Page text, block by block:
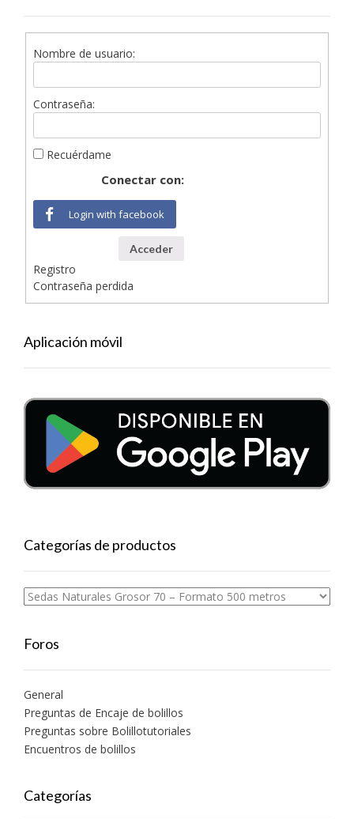
Nombre de usuario:
Contraseña:
Recuérdame
Conectar con:
Login with facebook
Acceder
Registro
Contraseña perdida
Aplicación móvil
Categorías de productos
Foros
General
Preguntas de Encaje de bolillos
Preguntas sobre Bolillotutoriales
Encuentros de bolillos
Categorías